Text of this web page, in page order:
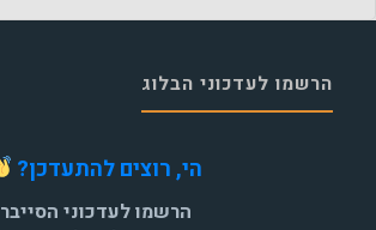
הרשמו לעדכוני הבלוג
הי, רוצים להתעדכן?
הרשמו לעדכוני הסייבר